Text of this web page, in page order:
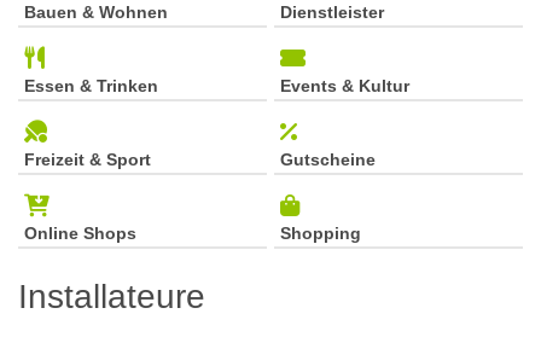
Bauen & Wohnen Dienstleister
Essen & Trinken Events & Kultur
Freizeit & Sport Gutscheine
Online Shops Shopping
Installateure